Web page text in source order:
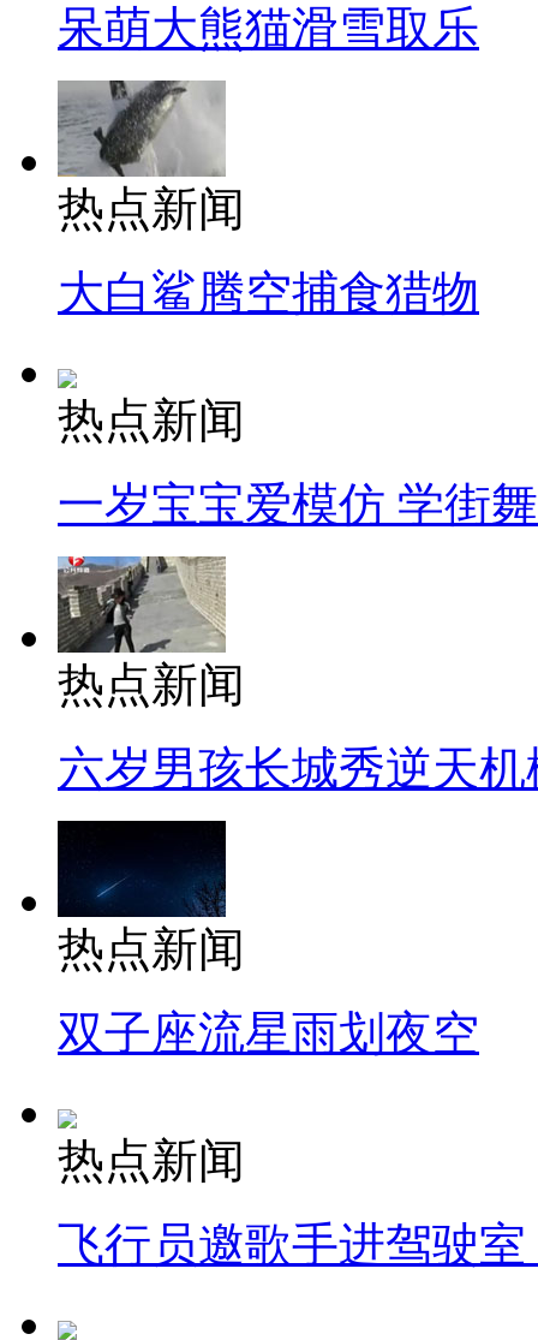
呆萌大熊猫滑雪取乐
热点新闻
大白鲨腾空捕食猎物
热点新闻
一岁宝宝爱模仿 学街
热点新闻
六岁男孩长城秀逆天机
热点新闻
双子座流星雨划夜空
热点新闻
飞行员邀歌手进驾驶